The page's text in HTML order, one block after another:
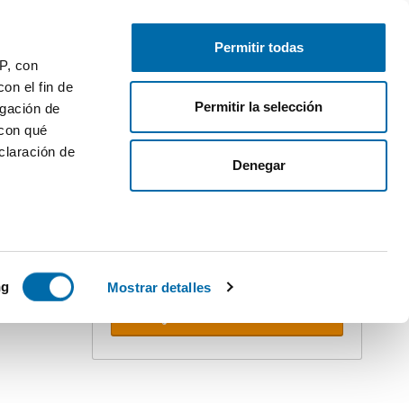
con
el fin de
de
qué
de
(huellas
Mostrar detalles
Permitir todas
Permitir la selección
Denegar
Pubblica Inizia sessione
Non perdere l'occasione. Ricevi nella